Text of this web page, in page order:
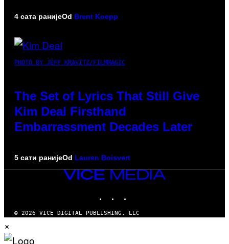
4 сата ранијеOd Brent Koepp
PHOTO BY JEFF KRAVITZ/FILMMAGIC
The Set of Lyrics That Still Give
Kim Deal Firsthand
Embarrassment Decades Later
5 сати ранијеOd Lauren Boisvert
VICE
MEDIA
© 2026 VICE DIGITAL PUBLISHING, LLC
×